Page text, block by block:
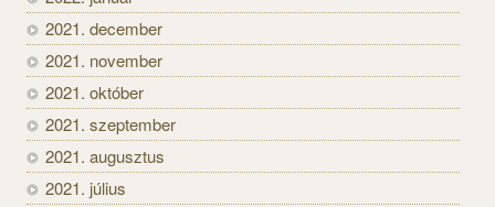
2021. december
2021. november
2021. október
2021. szeptember
2021. augusztus
2021. július